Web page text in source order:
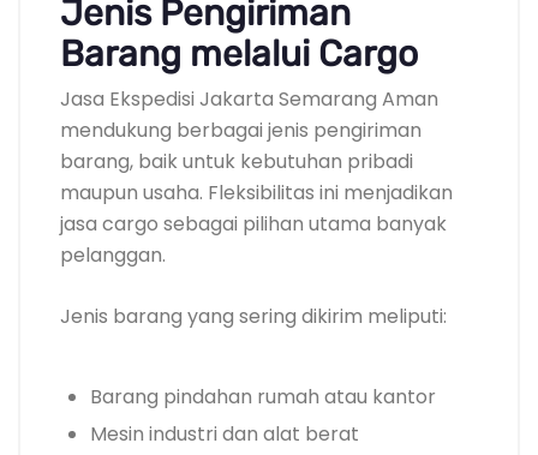
Jenis Pengiriman
Barang melalui Cargo
Jasa Ekspedisi Jakarta Semarang Aman
mendukung berbagai jenis pengiriman
barang, baik untuk kebutuhan pribadi
maupun usaha. Fleksibilitas ini menjadikan
jasa cargo sebagai pilihan utama banyak
pelanggan.
Jenis barang yang sering dikirim meliputi:
Barang pindahan rumah atau kantor
Mesin industri dan alat berat